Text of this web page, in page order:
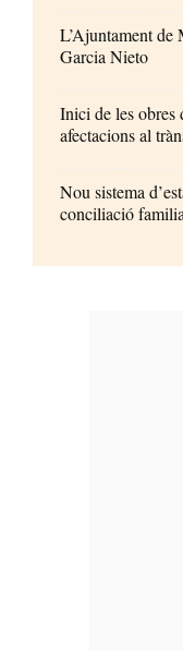
L’Ajuntament de
Garcia Nieto
Inici de les obres
afectacions al
Nou sistema
conciliació